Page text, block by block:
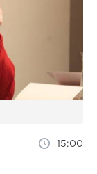
15:00